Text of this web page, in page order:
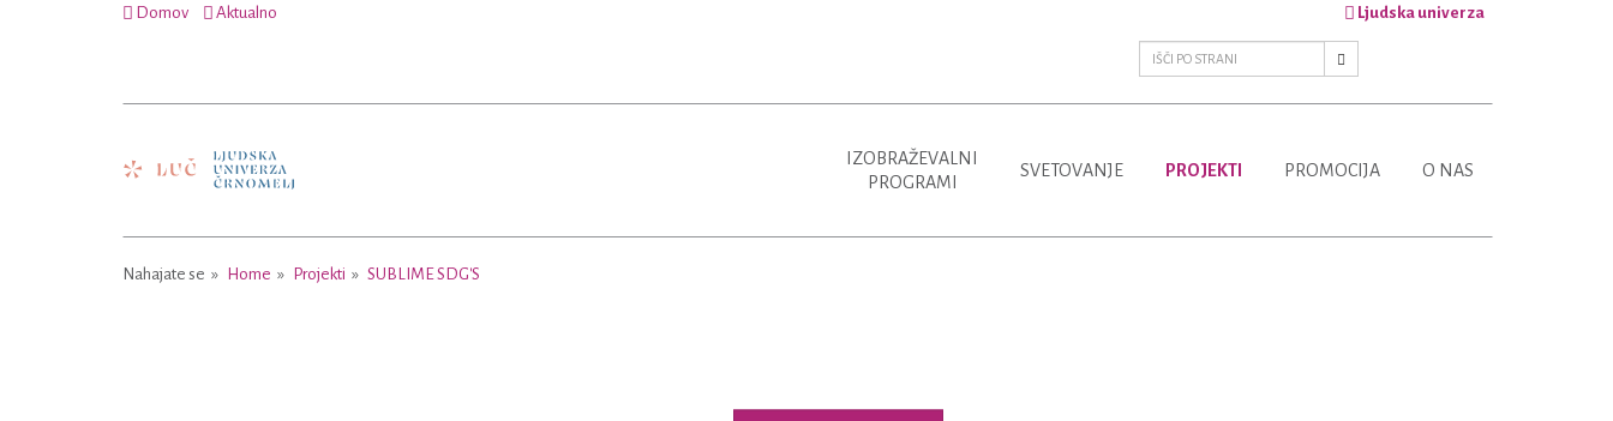
Domov Aktualno Ljudska univerza
IZOBRAŽEVALNI
PROGRAMI
SVETOVANJE PROJEKTI PROMOCIJA O NAS
Nahajate se Home Projekti SUBLIME SDG'S